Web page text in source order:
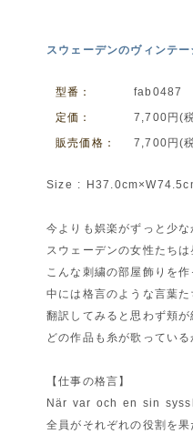
スウェーデンのヴィンテ
型番：
fab0487
定価：
7,700円(
販売価格：
7,700円(
Size :
今よりも娯楽がずっと少
スウェーデンの女性たち
こんな刺繍の部屋飾りを
中には格言のような言葉
翻訳してみると思わず頬
どの作品も糸が歌ってい
【仕事の格言】
När var och en sin
全員がそれぞれの役割を